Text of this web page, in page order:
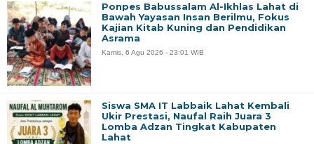
Ponpes Babussalam Al-Ikhlas Lahat di
Bawah Yayasan Insan Berilmu, Fokus
Kajian Kitab Kuning dan Pendidikan
Asrama
Kamis, 6 Agu 2026 - 23:01 WIB
Siswa SMA IT Labbaik Lahat Kembali
Ukir Prestasi, Naufal Raih Juara 3
Lomba Adzan Tingkat Kabupaten
Lahat